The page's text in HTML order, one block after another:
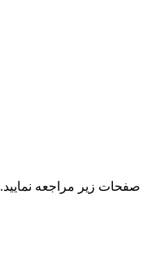
زیر مراجعه نمایید.